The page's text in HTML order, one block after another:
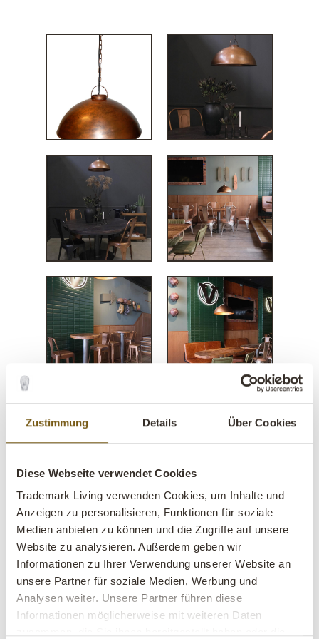
Zustimmung Details Über Cookies
Diese Webseite verwendet Cookies
Trademark Living verwenden Cookies, um Inhalte und
Anzeigen zu personalisieren, Funktionen für soziale
Medien anbieten zu können und die Zugriffe auf unsere
Website zu analysieren. Außerdem geben wir
Informationen zu Ihrer Verwendung unserer Website an
unsere Partner für soziale Medien, Werbung und
Analysen weiter. Unsere Partner führen diese
Informationen möglicherweise mit weiteren Daten
Thormann Hängelampe -
Kupfer
lens Auf Lager